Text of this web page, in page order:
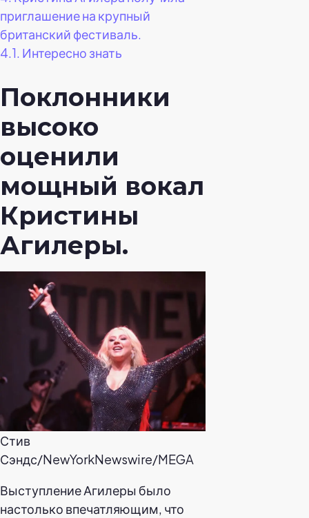
приглашение на крупный
британский фестиваль.
4.1. Интересно знать
Поклонники
высоко
оценили
мощный вокал
Кристины
Агилеры.
Стив
Сэндс/NewYorkNewswire/MEGA
Выступление Агилеры было
настолько впечатляющим, что